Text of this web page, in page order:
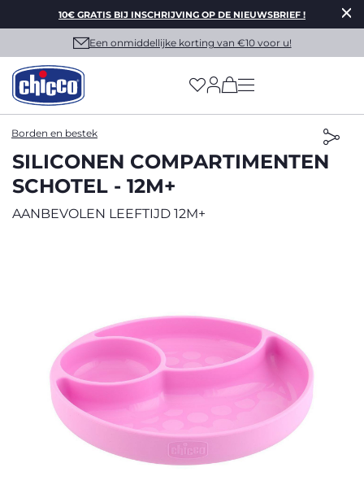
10€ GRATIS BIJ INSCHRIJVING OP DE NIEUWSBRIEF !
Een onmiddellijke korting van €10 voor u!
(has more options
Borden en bestek
SILICONEN COMPARTIMENTEN
SCHOTEL - 12M+
AANBEVOLEN LEEFTIJD 12M+